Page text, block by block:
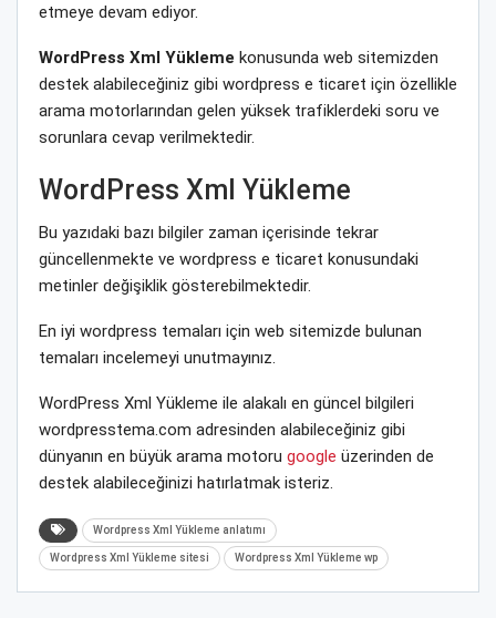
etmeye devam ediyor.
WordPress Xml Yükleme konusunda web sitemizden
destek alabileceğiniz gibi wordpress e ticaret için özellikle
arama motorlarından gelen yüksek trafiklerdeki soru ve
sorunlara cevap verilmektedir.
WordPress Xml Yükleme
Bu yazıdaki bazı bilgiler zaman içerisinde tekrar
güncellenmekte ve wordpress e ticaret konusundaki
metinler değişiklik gösterebilmektedir.
En iyi wordpress temaları için web sitemizde bulunan
temaları incelemeyi unutmayınız.
WordPress Xml Yükleme ile alakalı en güncel bilgileri
wordpresstema.com adresinden alabileceğiniz gibi
dünyanın en büyük arama motoru google üzerinden de
destek alabileceğinizi hatırlatmak isteriz.
Wordpress Xml Yükleme anlatımı
Wordpress Xml Yükleme sitesi Wordpress Xml Yükleme wp